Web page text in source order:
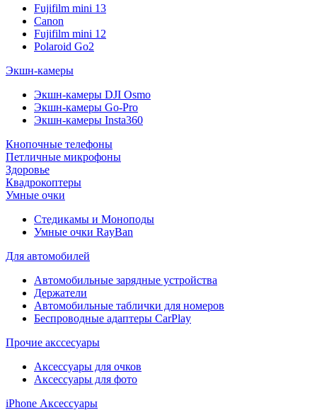
Fujifilm mini 13
Canon
Fujifilm mini 12
Polaroid Go2
Экшн-камеры
Экшн-камеры DJI Osmo
Экшн-камеры Go-Pro
Экшн-камеры Insta360
Кнопочные телефоны
Петличные микрофоны
Здоровье
Квадрокоптеры
Умные очки
Стедикамы и Моноподы
Умные очки RayBan
Для автомобилей
Автомобильные зарядные устройства
Держатели
Автомобильные таблички для номеров
Беспроводные адаптеры CarPlay
Прочие акссесуары
Аксессуары для очков
Аксессуары для фото
iPhone Аксессуары